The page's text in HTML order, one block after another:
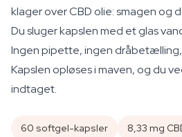
klager over CBD olie: smagen og
Du sluger kapslen med et glas
Ingen pipette, ingen
Kapslen opløses i maven, og du
indtaget.
60 softgel-kapsler
8,33 mg